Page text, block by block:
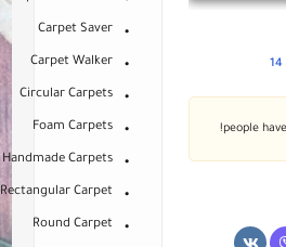
Carpet Saver
Carpet Walker
Circular Carpets
Foam Carpets
Handmade Carpets
Rectangular Carpet
Round Carpet